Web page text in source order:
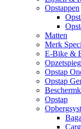
Opstappen
Matten
Merk
E-Bike &
Opstap
Opstap
Opstap